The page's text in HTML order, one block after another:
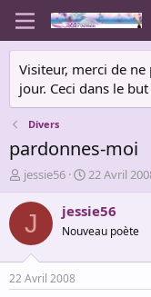
Visiteur, merci de
jour. Ceci dans le
Divers
pardonnes-moi
A
u
t
r
d
e
jessie56
D
a
t
d
é
22 Avril
J jessie56
Nouveau poète
22 Avril 2008